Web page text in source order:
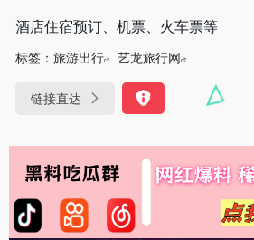
酒店住宿预订、机票、火车票等
标签： 旅游出行 艺龙旅行网
链接直达